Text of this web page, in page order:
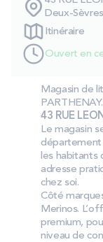
PROMOS
Technologie bultex
Nos engagements
Deux-
Itinéraire
Ouvert en
Magasin de
PARTHENAY.
43 RUE
Le magasin
département
les habitants
adresse
chez soi.
Côté
Merinos.
premium,
niveau de